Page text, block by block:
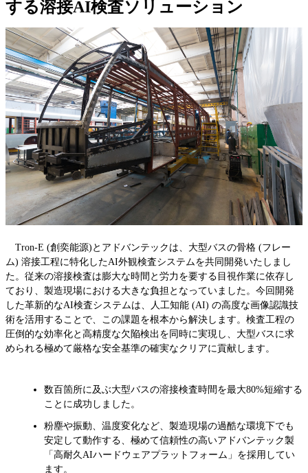
する溶接AI検査ソリューション
Tron-E (創奕能源)とアドバンテックは、大型バスの骨格 (フレー
ム) 溶接工程に特化したAI外観検査システムを共同開発いたしまし
た。従来の溶接検査は膨大な時間と労力を要する目視作業に依存し
ており、製造現場における大きな負担となっていました。今回開発
した革新的なAI検査システムは、人工知能 (AI) の高度な画像認識技
術を活用することで、この課題を根本から解決します。検査工程の
圧倒的な効率化と高精度な欠陥検出を同時に実現し、大型バスに求
められる極めて厳格な安全基準の確実なクリアに貢献します。
数百箇所に及ぶ大型バスの溶接検査時間を最大80%短縮する
ことに成功しました。
粉塵や振動、温度変化など、製造現場の過酷な環境下でも
安定して動作する、極めて信頼性の高いアドバンテック製
「高耐久AIハードウェアプラットフォーム」を採用してい
ます。